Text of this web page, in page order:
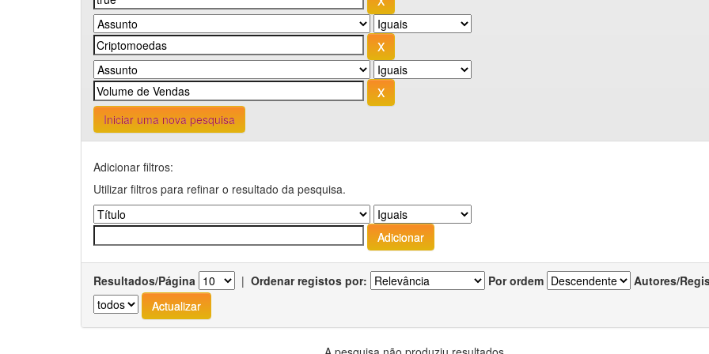
Iniciar uma nova pesquisa
Adicionar filtros:
Utilizar filtros para refinar o resultado da pesquisa.
Resultados/Página | Ordenar registos por: Por ordem Autores/